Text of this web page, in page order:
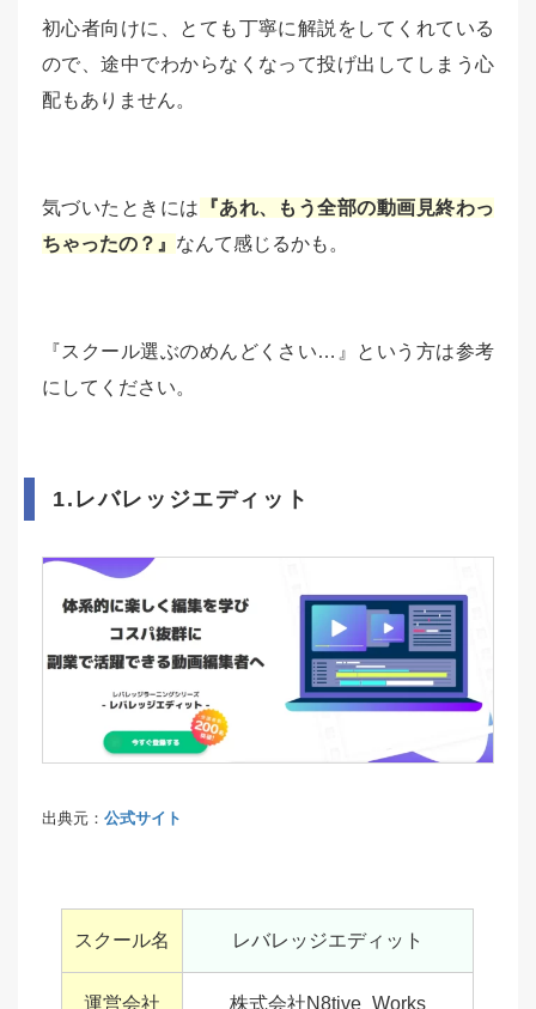
初心者向けに、とても丁寧に解説をしてくれている
ので、途中でわからなくなって投げ出してしまう心
配もありません。
気づいたときには 『あれ、もう全部の動画見終わっ
ちゃったの？』 なんて感じるかも。
『スクール選ぶのめんどくさい…』という方は参考
にしてください。
1.レバレッジエディット
出典元： 公式サイト
スクール名 レバレッジエディット
運営会社 株式会社N8tive_Works